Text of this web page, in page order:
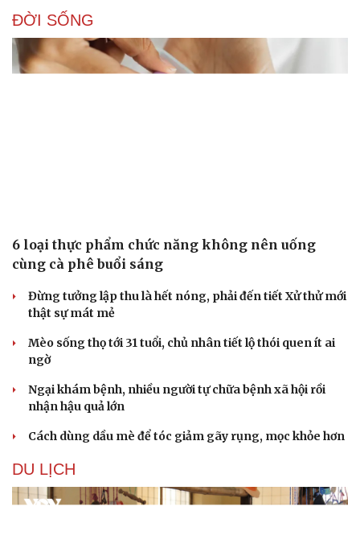
ĐỜI SỐNG
6 loại thực phẩm chức năng không nên uống
cùng cà phê buổi sáng
Đừng tưởng lập thu là hết nóng, phải đến tiết Xử thử mới
thật sự mát mẻ
Mèo sống thọ tới 31 tuổi, chủ nhân tiết lộ thói quen ít ai
ngờ
Ngại khám bệnh, nhiều người tự chữa bệnh xã hội rồi
nhận hậu quả lớn
Cách dùng dầu mè để tóc giảm gãy rụng, mọc khỏe hơn
DU LỊCH